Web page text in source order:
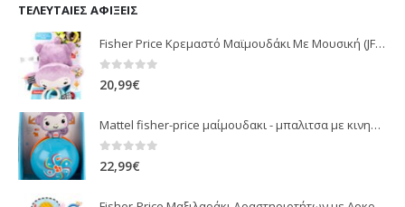
ΤΕΛΕΥΤΑΊΕΣ ΑΦΊΞΕΙΣ
Fisher Price Κρεμαστό Μαϊμουδάκι Με Μουσική (JFF02)
0 out of 5
20,99€
Mattel fisher-price μαίμουδακι - μπαλιτσα με κινηση JLB95
22,99€